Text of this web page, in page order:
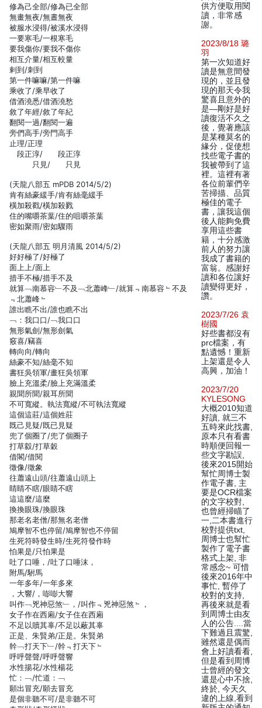
修為己全部/修為已全部
無畫無夜/無晝無夜
被服水浸得/被溪水浸得
一要寒毛/一根寒毛
要我傷你/要我不傷你
相互介量/相互較量
剌到/刺到
第一件嘛嘛/第一件嘛
乘收了/乘早收了
借酒澆悉/借酒澆愁
敘了年經/敘了年紀
翻閱一過/翻閱一遍
旁們高手/旁門高手
止理/正理
段正淳/ 段正淳
只見/ 只見
(天龍八部五 mPDB 2014/5/2)
肯有絲豪緩手/肯有絲毫緩手
橫加殺戳/橫加殺戮
住的嘴嚼茶葉/住的咀嚼茶葉
密如聚雨/密如驟雨
(天龍八部五 明月清風 2014/5/2)
好好極了/好極了
面上上/面上
措手不極/措手不及
就算﹁南慕容﹂不及﹁北蕭峰﹂/就算﹃南慕容﹄不及
﹃北蕭峰﹄
誰出瞧不出/誰也瞧不出
﹁：我口口/﹁我口口
無形氣劍/無形劍氣
竅喜/竊喜
轉向向/轉向
絲豪不知/絲毫不知
書狂吳領軍/畫狂吳領軍
臉上充溫柔/臉上充滿溫柔
親聞所聞/親耳所聞
不可寬縱。執法寬縱/不可執法寬縱
這個這莊/這個姓莊
既己見疑/既已見疑
兜了個圈了/兜了個圈子
打草縠/打草穀
借閣/借閱
徵像/徵象
往蕭遠山頭/往蕭遠山頭上
睛睛不瞎/眼睛不瞎
這這麼/這麼
換換眼珠/換眼珠
那老名老僧/那無名老僧
鳩摩智不也停留/鳩摩智也不停留
生死符時發生時/生死符發作時
怕果是/只怕果是
吐了口唾，/吐了口唾沫，
附馬/駙馬
一年多年/一年多來
，大響/，嘭嘭大響
叫作﹁兇神惡煞﹂，/叫作﹃兇神惡煞﹄，
女子作在西廂/女子住在西廂
不足以贖其辜/不足以蔽其辜
正是、朱賢弟/正是。朱賢弟
幹﹁打天下﹂/幹﹃打天下﹄
呼呼聲聲/呼呼聲響
水性揚花/水性楊花
忙：﹁/忙道：﹁
願出冒充/願去冒充
是個非聽不可/是非聽不可
供方便取用閱
讀，非常感
謝。
2023/8/18 璐
羽
第一次知道好
讀是無意間發
現的，並且發
現的那天令我
驚喜且意外的
是—剛好是好
讀復活不久之
後，覺著應該
是某種莫名的
緣分，促使想
找些電子書的
我被帶到了這
裡。這裡有著
各位前輩們辛
苦掃描、品質
極佳的電子
書，讓我這個
後人能夠免費
享用這些書
籍，十分感激
前人的努力讓
我成了書籍的
富翁。感謝好
讀和各位讓好
讀變得更好，
讚。
2023/7/26 袁
樹國
好些書都沒有
prc檔案，有
點遺憾！重新
上架還是令人
高興，加油！
2023/7/20
KYLESONG
大概2010知道
好讀, 就三不
五時來此找書,
原本只有看書
時順便回報一
些文字勘誤,
後來2015開始
幫忙周博士製
作電子書, 主
要是OCR檔案
的文字校對,
也曾經掃瞄了
一,二本書進行
校對提供txt,
周博士也幫忙
製作了電子書
格式上架, 非
常感念~ 可惜
後來2016年中
事忙, 暫停了
校對的支持,
再後來就是看
到周博士由友
人的公告....當
下難過且震驚,
雖然還是偶而
會上好讀看看,
但是看到周博
士曾經的發文
還是心中不捨,
終於, 今天久
違的上線,看到